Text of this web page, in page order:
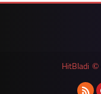
©
HitBladi